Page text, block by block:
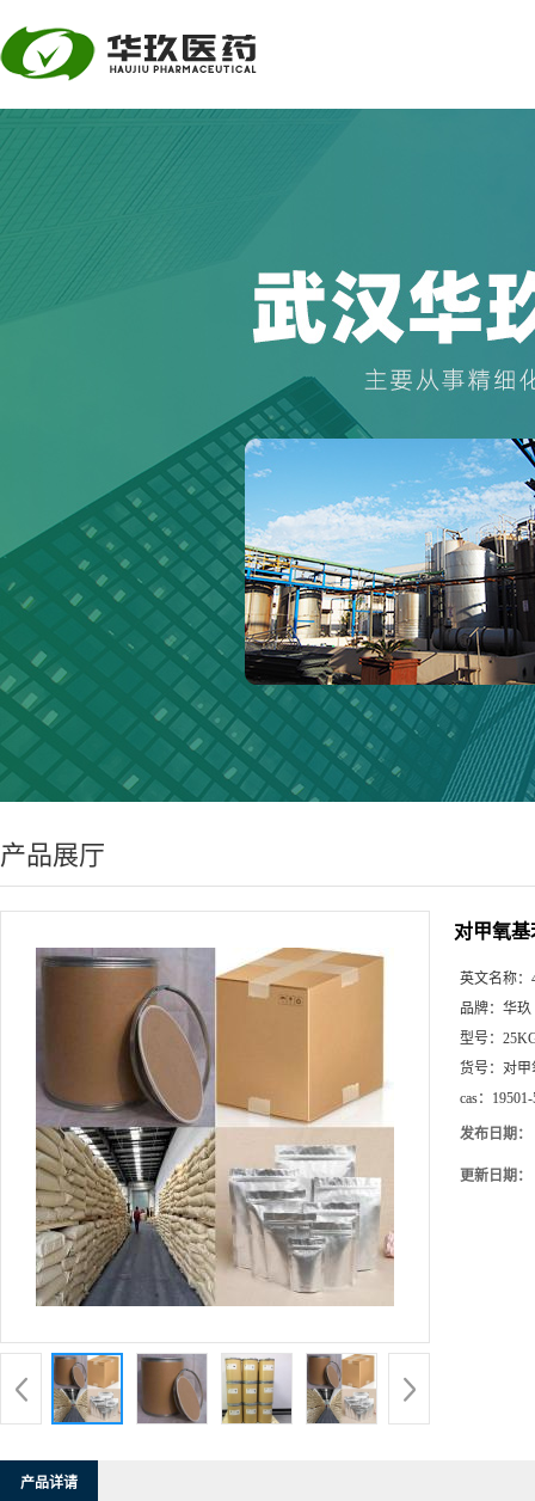
产品展厅
对甲氧基
英文名称：
品牌： 华玖
型号：
货号： 对甲
cas：
发布日期：
更新日期：
产品详请